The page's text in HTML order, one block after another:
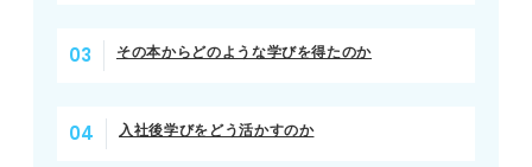
その本からどのような学びを得たのか
入社後学びをどう活かすのか